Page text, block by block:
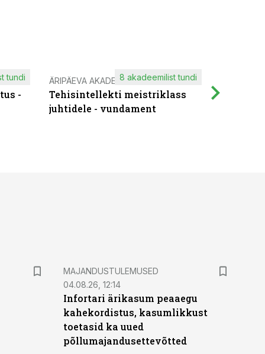
-
tundi ÄRIPÄEVA AKADEEMIA
Tehisintellekti meistriklass
juhtidele - vundament
8 akadeemilist tundi
MAJANDUSTULEMUSED
04.08.26, 12:14
Infortari ärikasum peaaegu
kahekordistus, kasumlikkust
toetasid ka uued
põllumajandusettevõtted